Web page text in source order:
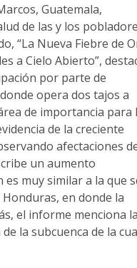
Guatemala,
de las y los
“La Nueva Fiebre de
a Cielo Abierto”,
por parte de
opera dos tajos a
de importancia para
de la creciente
afectaciones
un aumento
muy similar a la que
en donde la
el informe menciona la
la subcuenca de la